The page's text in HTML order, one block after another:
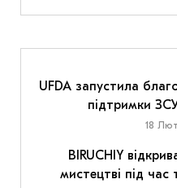
UFDA запустила
підтримки
18
BIRUCHIY
мистецтві під час